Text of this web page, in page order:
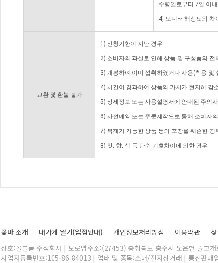
수령일로부터 7일 이
4) 모니터 해상도의 차
교환 및 환불 불가
1) 신청기한이 지난 경우
2) 소비자의 과실로 인해 상품 및 구성품의
3) 개봉하여 이미 섭취하였거나 사용(착용 및
4) 시간이 경과하여 상품의 가치가 현저히 감
5) 상세정보 또는 사용설명서에 안내된 주의
6) 사전예약 또는 주문제작으로 통해 소비자
7) 복제가 가능한 상품 등의 포장을 훼손한 경
8) 맛, 향, 색 등 단순 기호차이에 의한 경우
꽃마 소개 내가게 열기(입점안내) 개인정보처리방침 이용약관
상호:올블룸 주식회사 | 도로명주소:(27453) 충청북도 충주시 노은면 솔고
사업자등록번호:105-86-84013 | 업태 및 종목:소매/전자상거래 | 통신판매